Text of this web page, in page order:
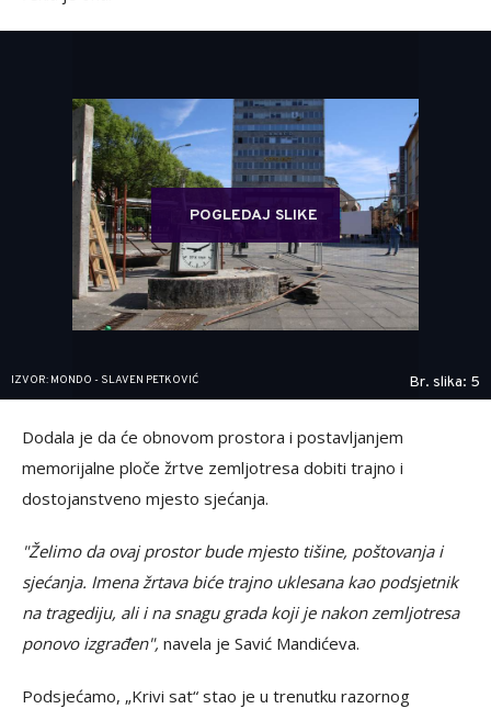
POGLEDAJ SLIKE
IZVOR: MONDO - SLAVEN PETKOVIĆ Br. slika: 5
Dodala je da će obnovom prostora i postavljanjem
memorijalne ploče žrtve zemljotresa dobiti trajno i
dostojanstveno mjesto sjećanja.
"Želimo da ovaj prostor bude mjesto tišine, poštovanja i
sjećanja. Imena žrtava biće trajno uklesana kao podsjetnik
na tragediju, ali i na snagu grada koji je nakon zemljotresa
ponovo izgrađen", navela je Savić Mandićeva.
Podsjećamo, „Krivi sat“ stao je u trenutku razornog